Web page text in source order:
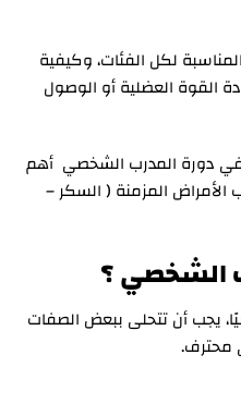
لكل الفئات، وكيفية
القوة العضلية أو الوصول
دورة المدرب الشخصي أهم
المزمنة ( السكر –
الشخصي ؟
يجب أن تتحلى ببعض الصفات
محترف.